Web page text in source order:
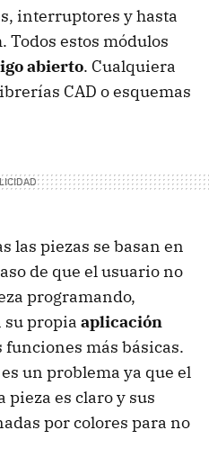
interruptores y hasta
Todos estos módulos
abierto. Cualquiera
CAD o esquemas
las piezas se basan en
de que el usuario no
programando,
propia aplicación
más básicas.
un problema ya que el
es claro y sus
por colores para no